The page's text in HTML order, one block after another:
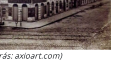
axioart.com)